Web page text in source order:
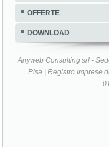
OFFERTE
DOWNLOAD
Anyweb Consulting srl -
Pisa | Registro Imprese